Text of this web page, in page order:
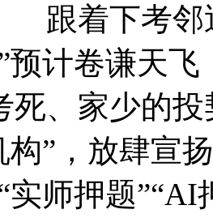
跟着下考邻
预计卷谦天
死、家少的
构”，放肆宣
实师押题